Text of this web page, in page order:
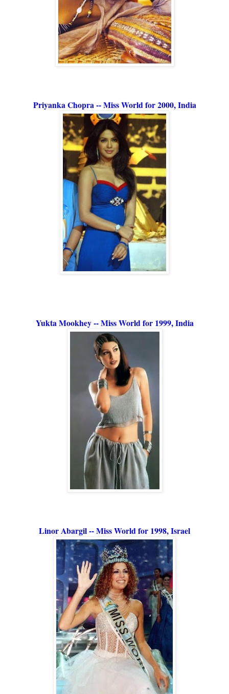
Priyanka Chopra -- Miss World for 2000, India
Yukta Mookhey -- Miss World for 1999, India
Linor Abargil -- Miss World for 1998, Israel